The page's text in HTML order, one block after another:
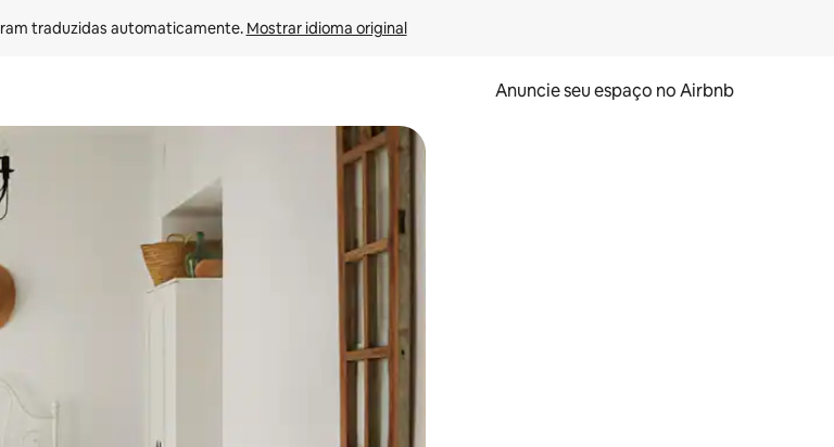
traduzidas automaticamente. Mostrar idioma original
Anuncie seu espaço no Airbnb
cima e para baixo do teclado ou tocando e deslizando o dedo na tela.